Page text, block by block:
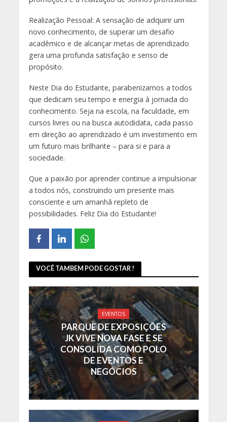
Realização Pessoal: A sensação de adquirir um
novo conhecimento, de superar um desafio
acadêmico e de alcançar metas de aprendizado
gera uma profunda satisfação e senso de
propósito.
Neste Dia do Estudante, parabenizamos a todos
que dedicam seu tempo e energia à jornada do
conhecimento. Seja na escola, na faculdade, em
cursos livres ou na busca autodidata, cada passo
em direção ao aprendizado é um investimento em
um futuro mais brilhante – para si e para a
sociedade.
Que a paixão por aprender continue a impulsionar
a todos nós, construindo um presente mais
consciente e um amanhã repleto de
possibilidades. Feliz Dia do Estudante!
VOCÊ TAMBEM PODE GOSTAR !
EVENTOS
PARQUE DE EXPOSIÇÕES
JK VIVE NOVA FASE E SE
CONSOLIDA COMO POLO
DE EVENTOS E
NEGÓCIOS